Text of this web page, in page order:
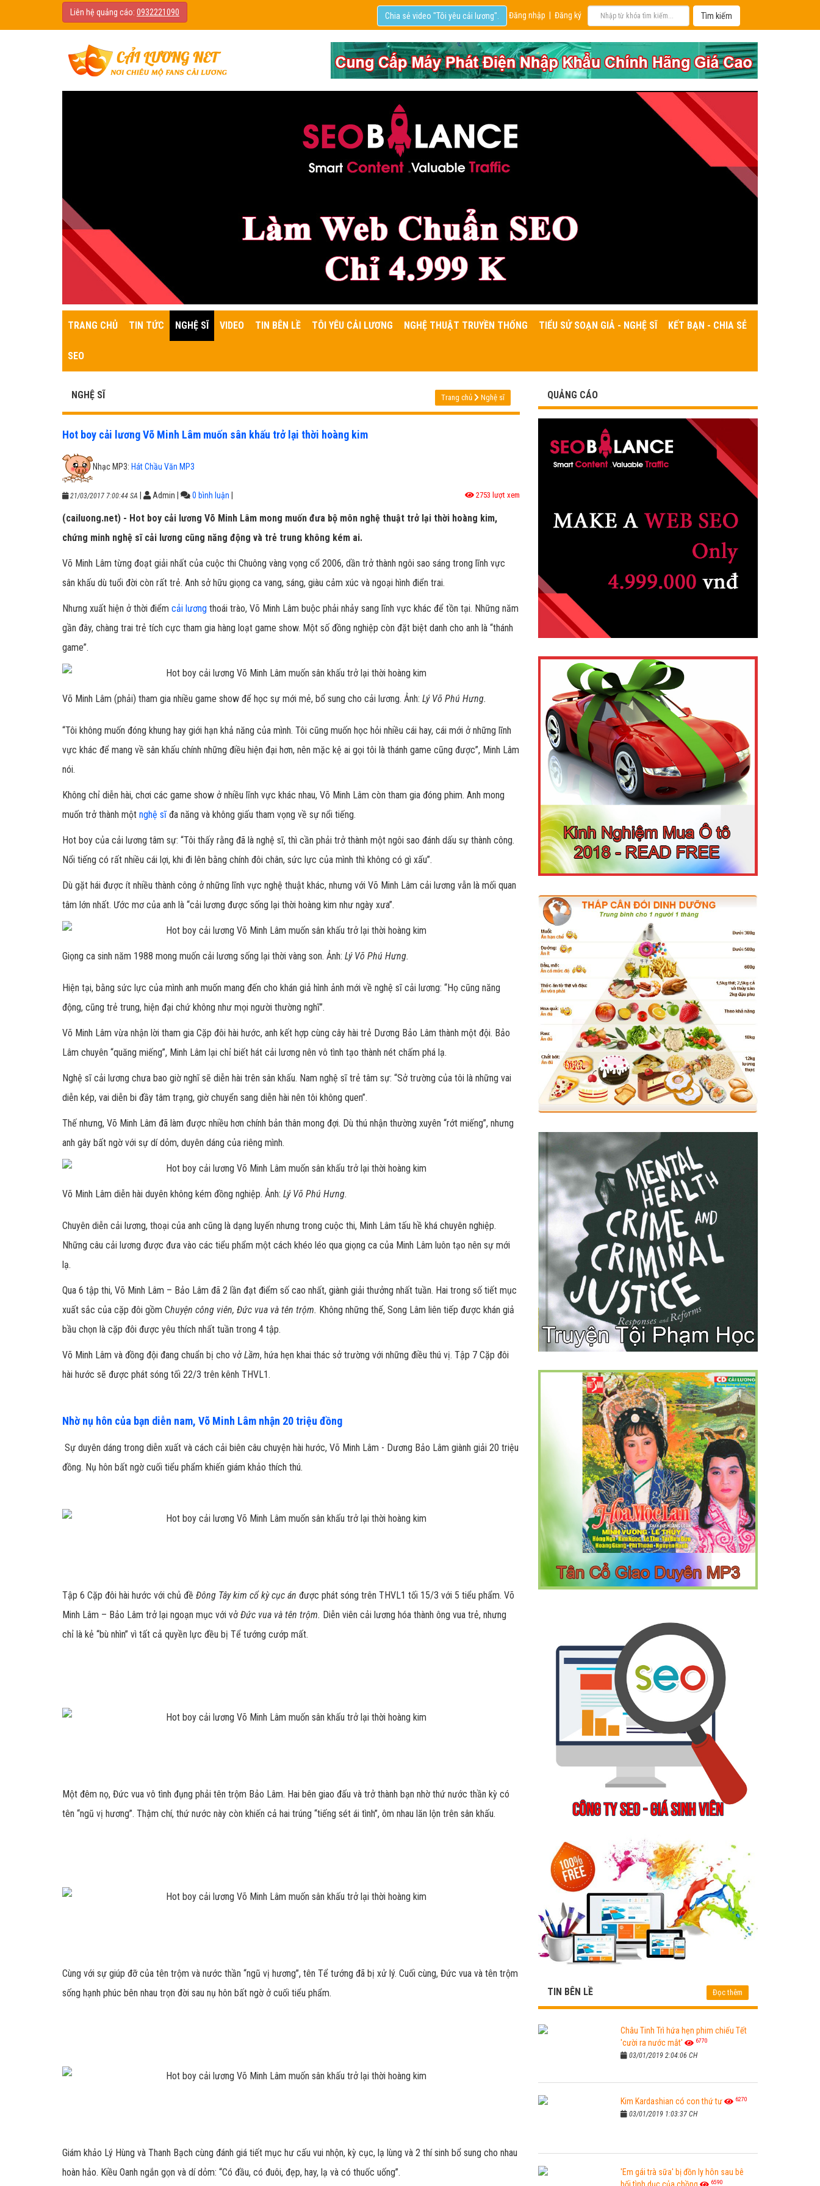
Liên hệ quảng cáo: 0932221090 Đăng nhập Đăng ký
Chia sẻ video "Tôi yêu cải lương".
TRANG CHỦ TIN TỨC NGHỆ SĨ VIDEO TIN BÊN LỀ TÔI YÊU CẢI LƯƠNG NGHỆ THUẬT TRUYỀN THỐNG TIỂU SỬ SOẠN GIẢ - NGHỆ SĨ KẾT BẠN - CHIA SẺ
SEO
NGHỆ SĨ Trang chủ Nghệ sĩ
Hot boy cải lương Võ Minh Lâm muốn sân khấu trở lại thời hoàng kim
Nhạc MP3: Hát Chầu Văn MP3
21/03/2017 7:00:44 SA Admin 0 bình luận 2753 lượt xem
(cailuong.net) - Hot boy cải lương Võ Minh Lâm mong muốn đưa bộ môn nghệ thuật trở lại thời hoàng kim,
chứng minh nghệ sĩ cải lương cũng năng động và trẻ trung không kém ai.
Võ Minh Lâm từng đoạt giải nhất của cuộc thi Chuông vàng vọng cổ 2006, dần trở thành ngôi sao sáng trong lĩnh vực
sân khấu dù tuổi đời còn rất trẻ. Anh sở hữu giọng ca vang, sáng, giàu cảm xúc và ngoại hình điển trai.
Nhưng xuất hiện ở thời điểm cải lương thoái trào, Võ Minh Lâm buộc phải nhảy sang lĩnh vực khác để tồn tại. Những năm
gần đây, chàng trai trẻ tích cực tham gia hàng loạt game show. Một số đồng nghiệp còn đặt biệt danh cho anh là “thánh
game”.
Võ Minh Lâm (phải) tham gia nhiều game show để học sự mới mẻ, bổ sung cho cải lương. Ảnh: Lý Võ Phú Hưng.
“Tôi không muốn đóng khung hay giới hạn khả năng của mình. Tôi cũng muốn học hỏi nhiều cái hay, cái mới ở những lĩnh
vực khác để mang về sân khấu chính những điều hiện đại hơn, nên mặc kệ ai gọi tôi là thánh game cũng được”, Minh Lâm
nói.
Không chỉ diễn hài, chơi các game show ở nhiều lĩnh vực khác nhau, Võ Minh Lâm còn tham gia đóng phim. Anh mong
muốn trở thành một nghệ sĩđa năng và không giấu tham vọng về sự nổi tiếng.
Hot boy của cải lương tâm sự: “Tôi thấy rằng đã là nghệ sĩ, thì cần phải trở thành một ngôi sao đánh dấu sự thành công.
Nổi tiếng có rất nhiều cái lợi, khi đi lên bằng chính đôi chân, sức lực của mình thì không có gì xấu”.
Dù gặt hái được ít nhiều thành công ở những lĩnh vực nghệ thuật khác, nhưng với Võ Minh Lâm cải lương vẫn là mối quan
tâm lớn nhất. Ước mơ của anh là “cải lương được sống lại thời hoàng kim như ngày xưa”.
Giọng ca sinh năm 1988 mong muốn cải lương sống lại thời vàng son. Ảnh: Lý Võ Phú Hưng.
Hiện tại, bằng sức lực của mình anh muốn mang đến cho khán giả hình ảnh mới về nghệ sĩ cải lương: “Họ cũng năng
động, cũng trẻ trung, hiện đại chứ không như mọi người thường nghĩ”.
Võ Minh Lâm vừa nhận lời tham gia Cặp đôi hài hước, anh kết hợp cùng cây hài trẻ Dương Bảo Lâm thành một đội. Bảo
Lâm chuyên “quăng miếng”, Minh Lâm lại chỉ biết hát cải lương nên vô tình tạo thành nét chấm phá lạ.
Nghệ sĩ cải lương chưa bao giờ nghĩ sẽ diễn hài trên sân khấu. Nam nghệ sĩ trẻ tâm sự: “Sở trường của tôi là những vai
diễn kép, vai diễn bi đầy tâm trạng, giờ chuyển sang diễn hài nên tôi không quen”.
Thế nhưng, Võ Minh Lâm đã làm được nhiều hơn chính bản thân mong đợi. Dù thú nhận thường xuyên “rớt miếng”, nhưng
anh gây bất ngờ với sự dí dỏm, duyên dáng của riêng mình.
Võ Minh Lâm diễn hài duyên không kém đồng nghiệp. Ảnh: Lý Võ Phú Hưng.
Chuyên diễn cải lương, thoại của anh cũng là dạng luyến nhưng trong cuộc thi, Minh Lâm tấu hề khá chuyên nghiệp.
Những câu cải lương được đưa vào các tiểu phẩm một cách khéo léo qua giọng ca của Minh Lâm luôn tạo nên sự mới
lạ.
Qua 6 tập thi, Võ Minh Lâm – Bảo Lâm đã 2 lần đạt điểm số cao nhất, giành giải thưởng nhất tuần. Hai trong số tiết mục
xuất sắc của cặp đôi gồm Chuyện công viên, Đức vua và tên trộm. Không những thế, Song Lâm liên tiếp được khán giả
bầu chọn là cặp đôi được yêu thích nhất tuần trong 4 tập.
Võ Minh Lâm và đồng đội đang chuẩn bị cho vở Lầm, hứa hẹn khai thác sở trường với những điều thú vị. Tập 7 Cặp đôi
hài hước sẽ được phát sóng tối 22/3 trên kênh THVL1.
Nhờ nụ hôn của bạn diễn nam, Võ Minh Lâm nhận 20 triệu đồng
Sự duyên dáng trong diễn xuất và cách cải biên câu chuyện hài hước, Võ Minh Lâm - Dương Bảo Lâm giành giải 20 triệu
đồng. Nụ hôn bất ngờ cuối tiểu phẩm khiến giám khảo thích thú.
Tập 6 Cặp đôi hài hước với chủ đề Đông Tây kim cổ kỳ cục án được phát sóng trên THVL1 tối 15/3 với 5 tiểu phẩm. Võ
Minh Lâm – Bảo Lâm trở lại ngoạn mục với vở Đức vua và tên trộm. Diễn viên cải lương hóa thành ông vua trẻ, nhưng
chỉ là kẻ “bù nhìn” vì tất cả quyền lực đều bị Tể tướng cướp mất.
Một đêm nọ, Đức vua vô tình đụng phải tên trộm Bảo Lâm. Hai bên giao đấu và trở thành bạn nhờ thứ nước thần kỳ có
tên “ngũ vị hương”. Thậm chí, thứ nước này còn khiến cả hai trúng “tiếng sét ái tình”, ôm nhau lăn lộn trên sân khấu.
Cùng với sự giúp đỡ của tên trộm và nước thần “ngũ vị hương”, tên Tể tướng đã bị xử lý. Cuối cùng, Đức vua và tên trộm
sống hạnh phúc bên nhau trọn đời sau nụ hôn bất ngờ ở cuối tiểu phẩm.
Giám khảo Lý Hùng và Thanh Bạch cùng đánh giá tiết mục hư cấu vui nhộn, kỳ cục, lạ lùng và 2 thí sinh bổ sung cho nhau
hoàn hảo. Kiều Oanh ngắn gọn và dí dỏm: “Có đầu, có đuôi, đẹp, hay, lạ và có thuốc uống”.
QUẢNG CÁO
TIN BÊN LỀ Đọc thêm
Châu Tinh Trì hứa hẹn phim chiếu Tết
'cười ra nước mắt'
6770
03/01/2019 2:04:06 CH
Kim Kardashian có con thứ tư 6270
03/01/2019 1:03:37 CH
'Em gái trà sữa' bị đồn ly hôn sau bê
6590
Like Fanpage Để Ủng Hộ Chúng Tôi Duy Trì Website
Powered bynetcore.vn